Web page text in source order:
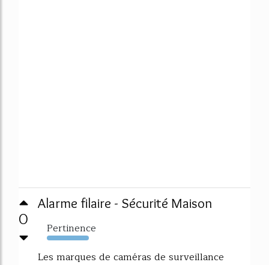
0
Alarme filaire - Sécurité Maison
Pertinence
11424%
Les marques de caméras de surveillance